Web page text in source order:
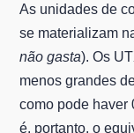
As unidades de
se materializam
não gasta). Os
menos grandes
como pode haver
é, portanto, o